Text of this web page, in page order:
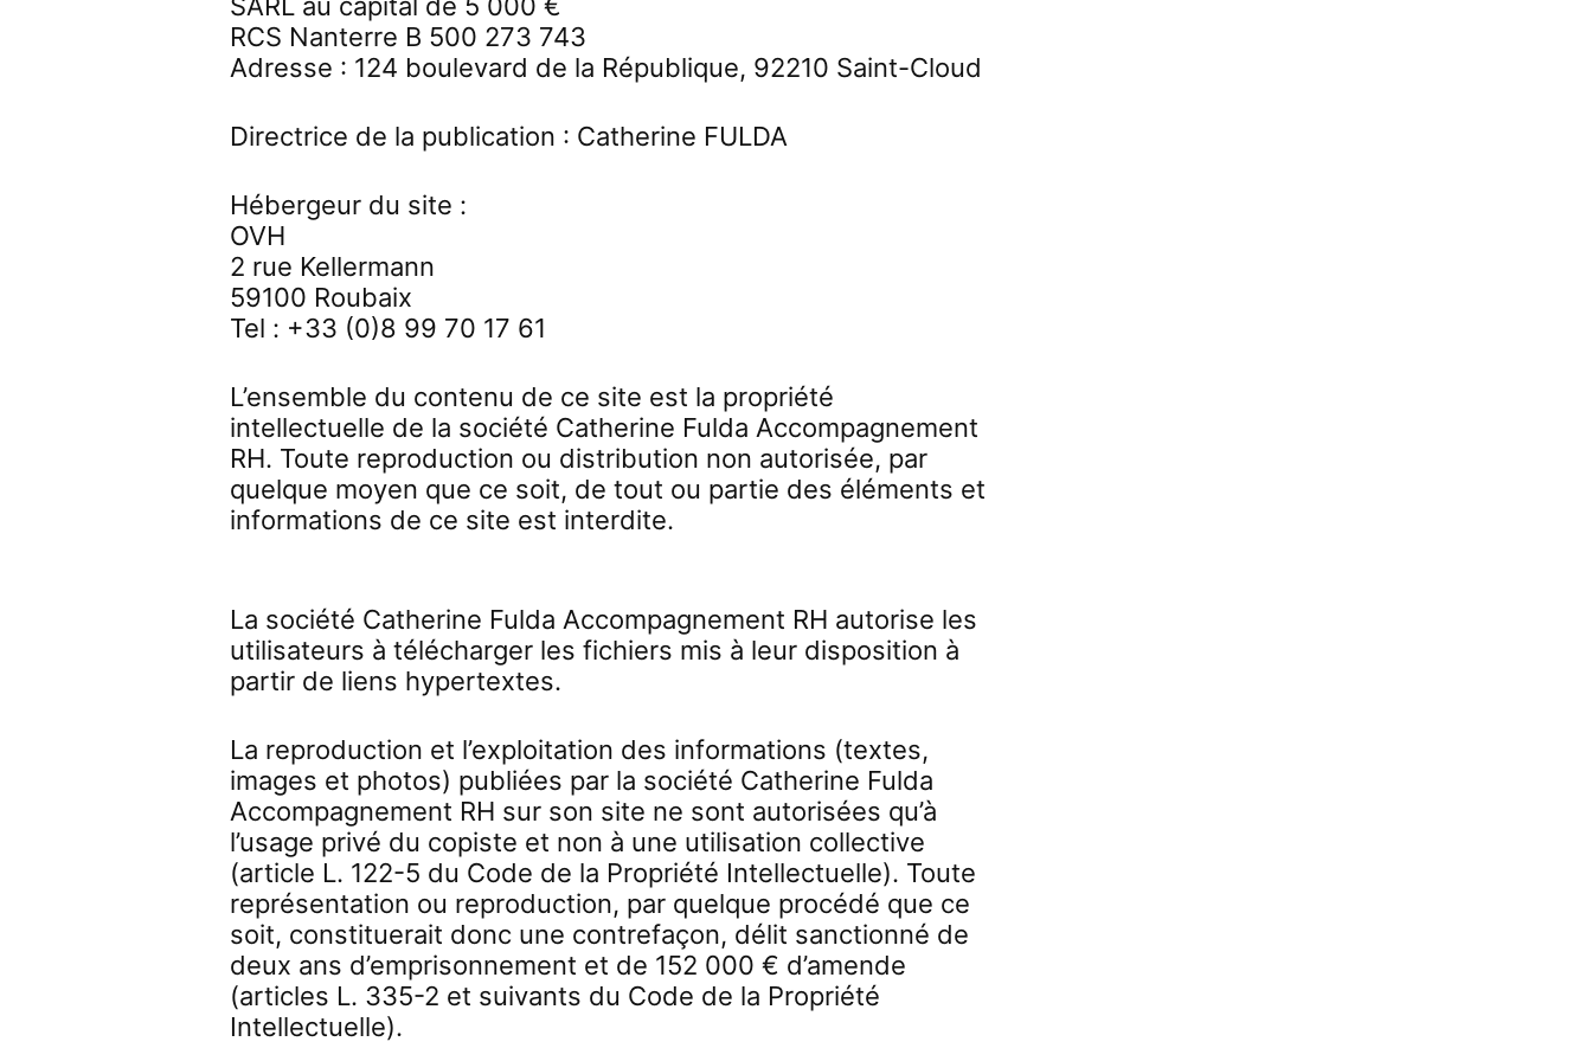
RCS Nanterre B 500 273 743
Adresse : 124 boulevard de la République, 92210 Saint-Cloud
Directrice de la publication : Catherine FULDA
Hébergeur du site :
OVH
2 rue Kellermann
59100 Roubaix
Tel : +33 (0)8 99 70 17 61
L’ensemble du contenu de ce site est la propriété
intellectuelle de la société Catherine Fulda Accompagnement
RH. Toute reproduction ou distribution non autorisée, par
quelque moyen que ce soit, de tout ou partie des éléments et
informations de ce site est interdite.
La société Catherine Fulda Accompagnement RH autorise les
utilisateurs à télécharger les fichiers mis à leur disposition à
partir de liens hypertextes.
La reproduction et l’exploitation des informations (textes,
images et photos) publiées par la société Catherine Fulda
Accompagnement RH sur son site ne sont autorisées qu’à
l’usage privé du copiste et non à une utilisation collective
(article L. 122-5 du Code de la Propriété Intellectuelle). Toute
représentation ou reproduction, par quelque procédé que ce
soit, constituerait donc une contrefaçon, délit sanctionné de
deux ans d’emprisonnement et de 152 000 € d’amende
(articles L. 335-2 et suivants du Code de la Propriété
Intellectuelle).